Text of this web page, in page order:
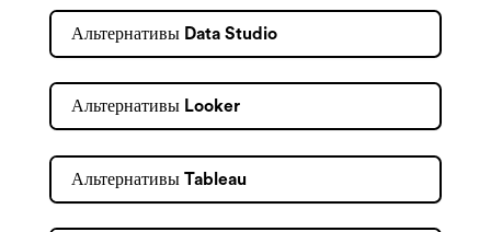
Альтернативы Data Studio
Альтернативы Looker
Альтернативы Tableau